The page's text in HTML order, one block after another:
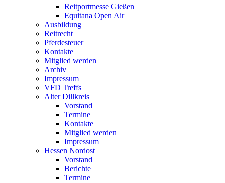
Reitportmesse Gießen
Equitana Open Air
Ausbildung
Reitrecht
Pferdesteuer
Kontakte
Mitglied werden
Archiv
Impressum
VFD Treffs
Alter Dillkreis
Vorstand
Termine
Kontakte
Mitglied werden
Impressum
Hessen Nordost
Vorstand
Berichte
Termine